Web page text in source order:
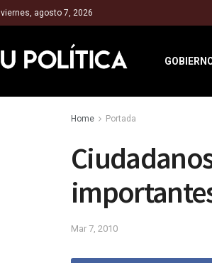
viernes, agosto 7, 2026
Home Portada
Mar 7, 2010